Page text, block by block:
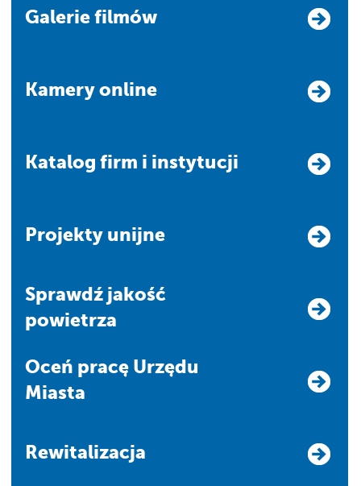
Galerie filmów
Kamery online
Katalog firm i instytucji
Projekty unijne
Sprawdź jakość
powietrza
Oceń pracę Urzędu
Miasta
Rewitalizacja